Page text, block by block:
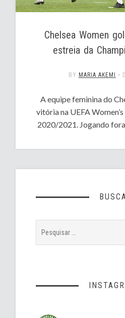
Chelsea Women
estreia da
BY MARIA AKEMI •
A equipe feminina do
vitória na UEFA
2020/2021. Jogando fora
BUSCA